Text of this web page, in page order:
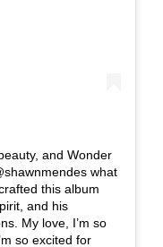
and Wonder
what
this album
and his
My love, I’m so
so excited for